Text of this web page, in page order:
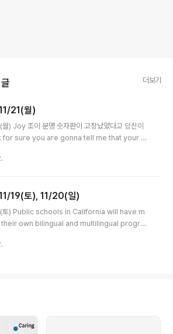
더보기
21(월)
) Joy 조이 분명 숫자판이 고장났었다고 당신이
for sure you are gonna tell me that your c
right. 이렇게 될 줄 상상도 못했어요I just ca
that actually happened.= I'm surprise
19(토), 11/20(일)
토) Public schools in California will have m
own bilingual and multilingual progra
포니아에 있는 공립학교들은 / 2개 국어 및 다